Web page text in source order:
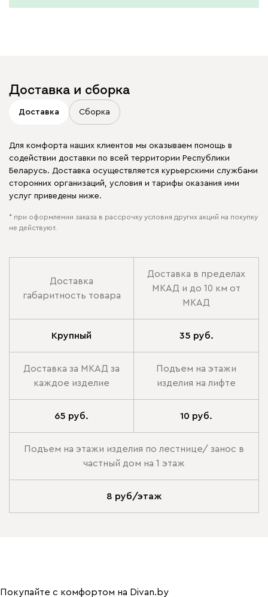
Доставка и сборка
Доставка Сборка
Для комфорта наших клиентов мы оказываем помощь в
содействии доставки по всей территории Республики
Беларусь. Доставка осуществляется курьерскими службами
сторонних организаций, условия и тарифы оказания ими
услуг приведены ниже.
* при оформлении заказа в рассрочку условия других акций на покупку
не действуют.
Доставка
габаритность товара
Доставка в пределах
МКАД и до 10 км от
МКАД
Крупный 35 руб.
Доставка за МКАД за
каждое изделие
Подъем на этажи
изделия на лифте
65 руб. 10 руб.
Подъем на этажи изделия по лестнице/ занос в
частный дом на 1 этаж
8 руб/этаж
Покупайте с комфортом на Divan.by